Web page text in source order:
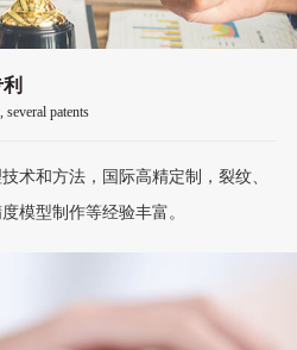
several patents
术和方法，国际高精定制，裂纹、
模型制作等经验丰富。